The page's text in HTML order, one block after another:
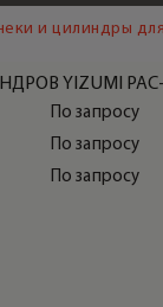
и цилиндры
YIZUMI
По запросу
По запросу
По запросу